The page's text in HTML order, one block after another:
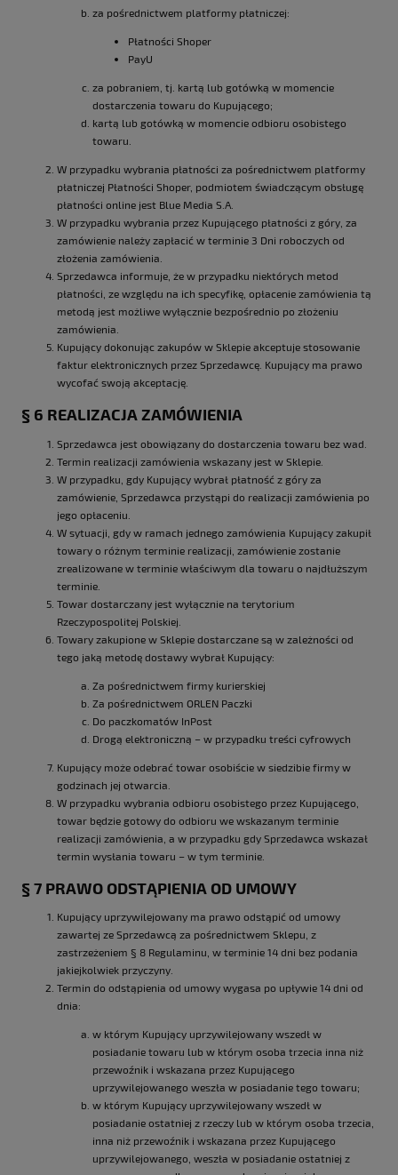
za pośrednictwem platformy płatniczej:
Płatności Shoper
PayU
za pobraniem, tj. kartą lub gotówką w momencie
dostarczenia towaru do Kupującego;
kartą lub gotówką w momencie odbioru osobistego
towaru.
W przypadku wybrania płatności za pośrednictwem platformy
płatniczej Płatności Shoper, podmiotem świadczącym obsługę
płatności online jest Blue Media S.A.
W przypadku wybrania przez Kupującego płatności z góry, za
zamówienie należy zapłacić w terminie 3 Dni roboczych od
złożenia zamówienia.
Sprzedawca informuje, że w przypadku niektórych metod
płatności, ze względu na ich specyfikę, opłacenie zamówienia tą
metodą jest możliwe wyłącznie bezpośrednio po złożeniu
zamówienia.
Kupujący dokonując zakupów w Sklepie akceptuje stosowanie
faktur elektronicznych przez Sprzedawcę. Kupujący ma prawo
wycofać swoją akceptację.
§ 6 REALIZACJA ZAMÓWIENIA
Sprzedawca jest obowiązany do dostarczenia towaru bez wad.
Termin realizacji zamówienia wskazany jest w Sklepie.
W przypadku, gdy Kupujący wybrał płatność z góry za
zamówienie, Sprzedawca przystąpi do realizacji zamówienia po
jego opłaceniu.
W sytuacji, gdy w ramach jednego zamówienia Kupujący zakupił
towary o różnym terminie realizacji, zamówienie zostanie
zrealizowane w terminie właściwym dla towaru o najdłuższym
terminie.
Towar dostarczany jest wyłącznie na terytorium
Rzeczypospolitej Polskiej.
Towary zakupione w Sklepie dostarczane są w zależności od
tego jaką metodę dostawy wybrał Kupujący:
Za pośrednictwem firmy kurierskiej
Za pośrednictwem ORLEN Paczki
Do paczkomatów InPost
Drogą elektroniczną – w przypadku treści cyfrowych
Kupujący może odebrać towar osobiście w siedzibie firmy w
godzinach jej otwarcia.
W przypadku wybrania odbioru osobistego przez Kupującego,
towar będzie gotowy do odbioru we wskazanym terminie
realizacji zamówienia, a w przypadku gdy Sprzedawca wskazał
termin wysłania towaru – w tym terminie.
§ 7 PRAWO ODSTĄPIENIA OD UMOWY
Kupujący uprzywilejowany ma prawo odstąpić od umowy
zawartej ze Sprzedawcą za pośrednictwem Sklepu, z
zastrzeżeniem § 8 Regulaminu, w terminie 14 dni bez podania
jakiejkolwiek przyczyny.
Termin do odstąpienia od umowy wygasa po upływie 14 dni od
dnia:
w którym Kupujący uprzywilejowany wszedł w
posiadanie towaru lub w którym osoba trzecia inna niż
przewoźnik i wskazana przez Kupującego
uprzywilejowanego weszła w posiadanie tego towaru;
w którym Kupujący uprzywilejowany wszedł w
posiadanie ostatniej z rzeczy lub w którym osoba trzecia,
inna niż przewoźnik i wskazana przez Kupującego
uprzywilejowanego, weszła w posiadanie ostatniej z